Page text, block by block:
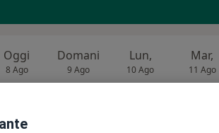
Oggi
8 Ago
Domani
9 Ago
Lun,
10 Ago
Mar,
11 Ago
Non ci sono agende disponibili!